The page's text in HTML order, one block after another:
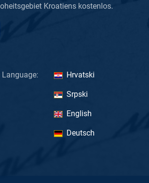
Kroatiens kostenlos.
Hrvatski
Srpski
English
Deutsch